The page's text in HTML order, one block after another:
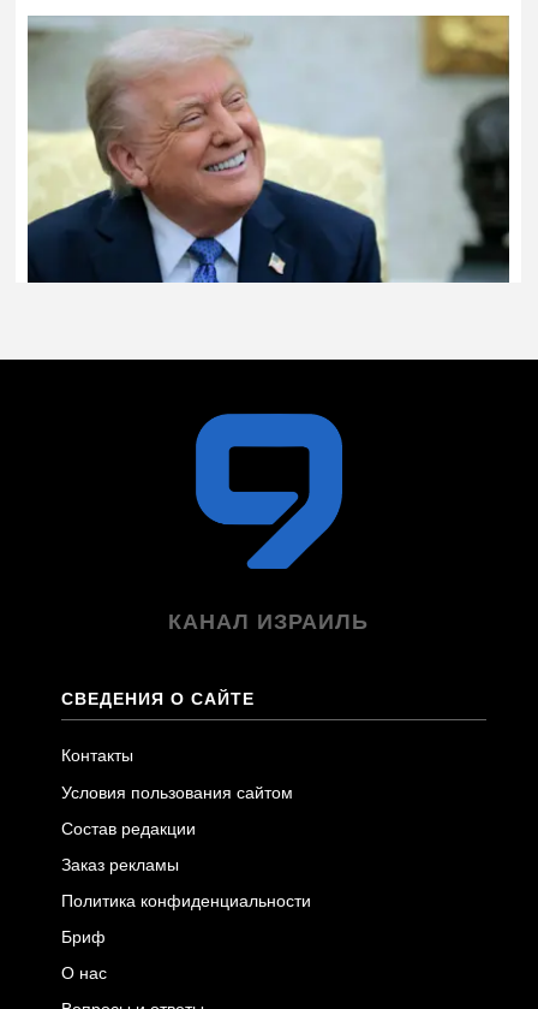
КАНАЛ ИЗРАИЛЬ
СВЕДЕНИЯ О САЙТЕ
Контакты
Условия пользования сайтом
Состав редакции
Заказ рекламы
Политика конфиденциальности
Бриф
О нас